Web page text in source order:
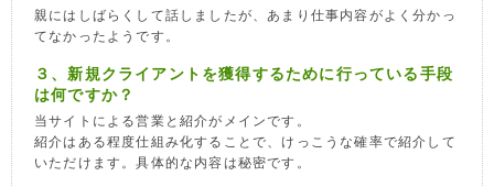
親にはしばらくして話しましたが、あまり仕事内容がよく分かっ
てなかったようです。
３、新規クライアントを獲得するために行っている手段
は何ですか？
当サイトによる営業と紹介がメインです。
紹介はある程度仕組み化することで、けっこうな確率で紹介して
いただけます。具体的な内容は秘密です。